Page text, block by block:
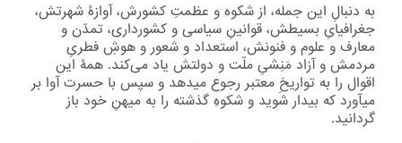
به دنبالِ این جمله، از شکوه و عظمتِ کشورش، آوازۀ شهرتش،
جغرافیایِ بسیطش، قوانینِ سیاسی و کشورداری، تمدّن و
معارف و علوم و فنونش، استعداد و شعور و هوشِ فطریِ
مردمش و آزاد مَنِشیِ ملّت و دولتش یاد می‌کند. همۀ این
اقوال را به تواریخِ معتبر رجوع میدهد و سپس با حسرت آوا بر
میآورد که بیدار شوید و شکوهِ گذشته را به میهنِ خود باز
گردانید.